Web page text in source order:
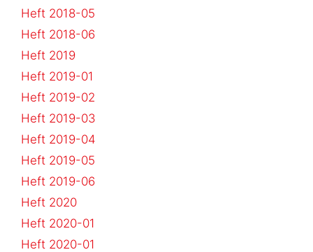
Heft 2018-05
Heft 2018-06
Heft 2019
Heft 2019-01
Heft 2019-02
Heft 2019-03
Heft 2019-04
Heft 2019-05
Heft 2019-06
Heft 2020
Heft 2020-01
Heft 2020-01